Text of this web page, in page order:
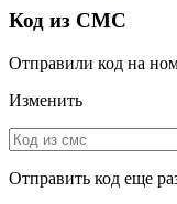
Код из СМС
Отправили код на
Изменить
Отправить код еще